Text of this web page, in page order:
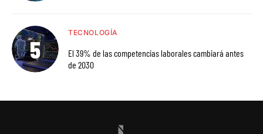
TECNOLOGÍA
El 39% de las competencias laborales cambiará antes
de 2030